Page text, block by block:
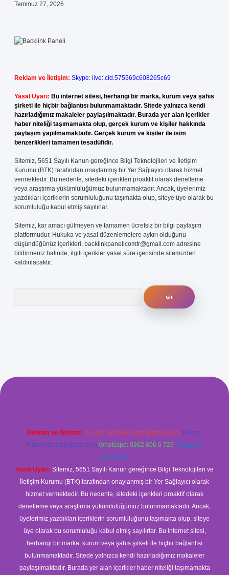
Temmuz 27, 2026
Reklam ve İletişim: Skype: live:.cid.575569c608265c69
Yasal Uyarı: Bu internet sitesi, herhangi bir marka, kurum veya şahıs
şirketi ile hiçbir bağlantısı bulunmamaktadır. Sitede yalnızca kendi
hazırladığımız makaleler paylaşılmaktadır. Burada yer alan içerikler
haber niteliği taşımamakta olup, gerçek kurum ve kişiler hakkında
paylaşım yapılmamaktadır. Gerçek kurum ve kişiler ile isim
benzerlikleri tamamen tesadüfidir.
Sitemiz, 5651 Sayılı Kanun gereğince Bilgi Teknolojileri ve İletişim
Kurumu (BTK) tarafından onaylanmış bir Yer Sağlayıcı olarak hizmet
vermektedir. Bu nedenle, sitedeki içerikleri proaktif olarak denetleme
veya araştırma yükümlülüğümüz bulunmamaktadır. Ancak, üyelerimiz
yazdıkları içeriklerin sorumluluğunu taşımakta olup, siteye üye olarak bu
sorumluluğu kabul etmiş sayılırlar.
Sitemiz, kar amacı gütmeyen ve tamamen ücretsiz bir bilgi paylaşım
platformudur. Hukuka ve yasal düzenlemelere aykırı olduğunu
düşündüğünüz içerikleri, backlinkpanelicomtr@gmail.com adresine
bildirmeniz halinde, ilgili içerikler yasal süre içerisinde sitemizden
kaldırılacaktır.
Reklam ve İletişim: E-mail: backlinkpaneli@gmail.com Teams:
forumhizmeti@gmail.com Whatsapp: 0262 606 0 726 Telegram:
@karabul
Yasal Uyarı: Sitemiz, 5651 Sayılı Kanun gereğince Bilgi Teknolojileri ve
İletişim Kurumu (BTK) tarafından onaylanmış bir Yer Sağlayıcı olarak
hizmet vermektedir. Bu nedenle, sitedeki içerikleri proaktif olarak
denetleme veya araştırma yükümlülüğümüz bulunmamaktadır. Ancak,
üyelerimiz yazdıkları içeriklerin sorumluluğunu taşımakta olup, siteye
üye olarak bu sorumluluğu kabul etmiş sayılırlar. Bu internet sitesi,
herhangi bir marka, kurum veya şahıs şirketi ile hiçbir bağlantısı
bulunmamaktadır. Sitede yalnızca kendi hazırladığımız makaleler
paylaşılmaktadır. Burada yer alan içerikler haber niteliği taşımamakta